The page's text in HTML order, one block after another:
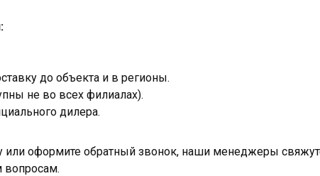
до объекта и в регионы.
не во всех филиалах).
дилера.
или оформите обратный звонок, наши менеджеры
вопросам.